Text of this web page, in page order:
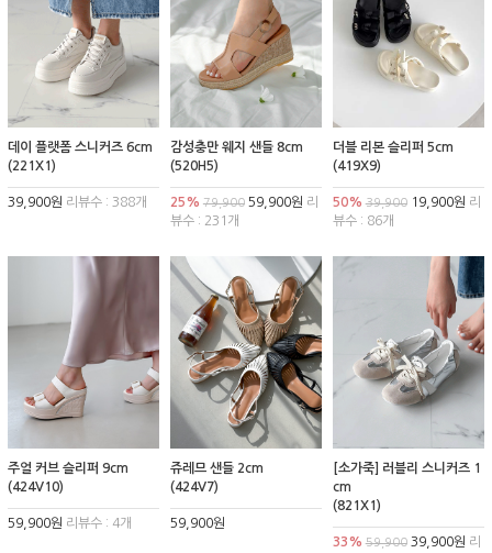
데이 플랫폼 스니커즈 6cm
(221X1)
39,900원 리뷰수 : 388개
감성충만 웨지 샌들 8cm
(520H5)
25% 79,90059,900원 리
뷰수 : 231개
더블 리본 슬리퍼 5cm
(419X9)
50% 39,90019,900원 리
뷰수 : 86개
주얼 커브 슬리퍼 9cm
(424V10)
59,900원 리뷰수 : 4개
쥬레므 샌들 2cm
(424V7)
59,900원
[소가죽] 러블리 스니커즈 1
cm
(821X1)
33% 59,90039,900원 리